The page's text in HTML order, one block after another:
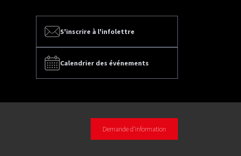
S'inscrire à l'infolettre
Calendrier des événements
Demande d'information